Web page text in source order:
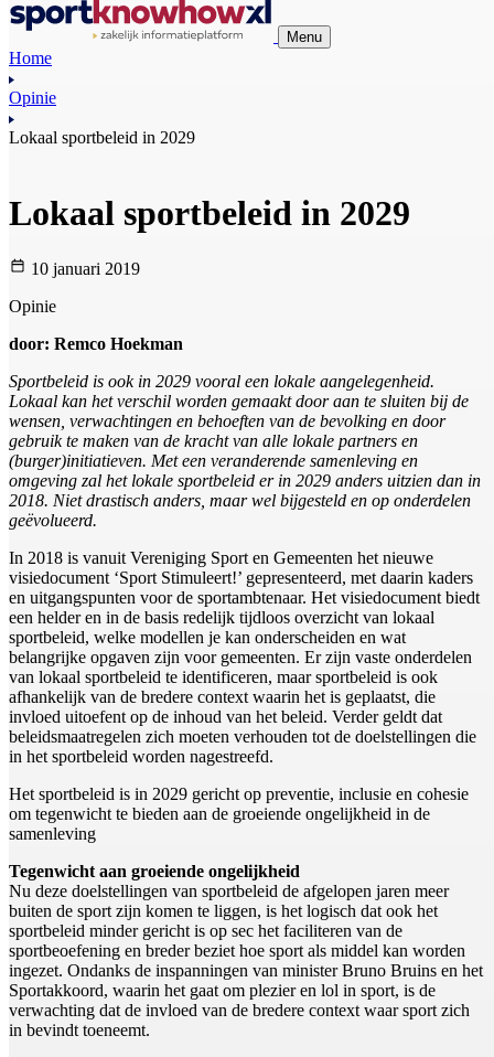
Menu
Home
Opinie
Lokaal sportbeleid in 2029
Lokaal sportbeleid in 2029
10 januari 2019
Opinie
door: Remco Hoekman
Sportbeleid is ook in 2029 vooral een lokale aangelegenheid.
Lokaal kan het verschil worden gemaakt door aan te sluiten bij de
wensen, verwachtingen en behoeften van de bevolking en door
gebruik te maken van de kracht van alle lokale partners en
(burger)initiatieven. Met een veranderende samenleving en
omgeving zal het lokale sportbeleid er in 2029 anders uitzien dan in
2018. Niet drastisch anders, maar wel bijgesteld en op onderdelen
geëvolueerd.
In 2018 is vanuit Vereniging Sport en Gemeenten het nieuwe
visiedocument ‘Sport Stimuleert!’ gepresenteerd, met daarin kaders
en uitgangspunten voor de sportambtenaar. Het visiedocument biedt
een helder en in de basis redelijk tijdloos overzicht van lokaal
sportbeleid, welke modellen je kan onderscheiden en wat
belangrijke opgaven zijn voor gemeenten. Er zijn vaste onderdelen
van lokaal sportbeleid te identificeren, maar sportbeleid is ook
afhankelijk van de bredere context waarin het is geplaatst, die
invloed uitoefent op de inhoud van het beleid. Verder geldt dat
beleidsmaatregelen zich moeten verhouden tot de doelstellingen die
in het sportbeleid worden nagestreefd.
Het sportbeleid is in 2029 gericht op preventie, inclusie en cohesie
om tegenwicht te bieden aan de groeiende ongelijkheid in de
samenleving
Tegenwicht aan groeiende ongelijkheid
Nu deze doelstellingen van sportbeleid de afgelopen jaren meer
buiten de sport zijn komen te liggen, is het logisch dat ook het
sportbeleid minder gericht is op sec het faciliteren van de
sportbeoefening en breder beziet hoe sport als middel kan worden
ingezet. Ondanks de inspanningen van minister Bruno Bruins en het
Sportakkoord, waarin het gaat om plezier en lol in sport, is de
verwachting dat de invloed van de bredere context waar sport zich
in bevindt toeneemt.